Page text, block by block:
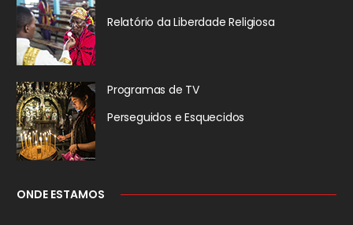
Relatório da Liberdade Religiosa
Programas de TV
Perseguidos e Esquecidos
ONDE ESTAMOS